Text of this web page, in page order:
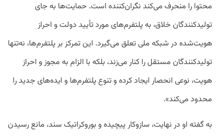
محتوا را منحرف می‌کند نگران‌کننده است. حمایت‌ها به جای
تولیدکنندگان خلاق، به پلتفرم‌های مورد تأیید دولت و احراز
هویت‌شده در شبکه ملی تعلق می‌گیرد. این تمرکز بر پلتفرم‌ها، نه‌تنها
تولیدکنندگان مستقل را کنار می‌زند، بلکه با الزام به مجوز و احراز
هویت، نوعی انحصار ایجاد کرده و تنوع پلتفرم‌ها و ایده‌های جدید را
محدود می‌کند».
به گفته او در نهایت، سازوکار پیچیده و بوروکراتیک سند، مانع رسیدن